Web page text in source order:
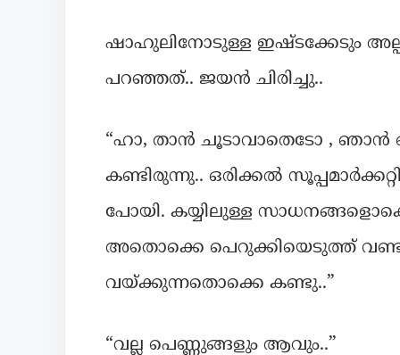
ഷാഹുലിനോടുള്ള ഇഷ്ടക്കേടും
പറഞ്ഞത്.. ജയൻ ചിരിച്ചു..
“ഹാ, താൻ ചൂടാവാതെടോ , ഞാൻ
കണ്ടിരുന്നു.. ഒരിക്കൽ
പോയി. കയ്യിലുള്ള
അതൊക്കെ പെറുക്കിയെടുത്ത്
വയ്ക്കുന്നതൊക്കെ കണ്ടു..”
“വല്ല പെണ്ണുങ്ങളും ആവും..”